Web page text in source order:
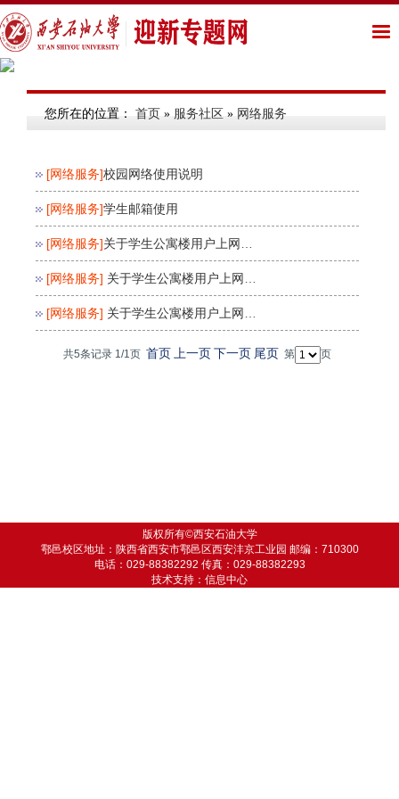
您所在的位置： 首页 » 服务社区 » 网络服务
[网络服务]校园网络使用说明
[网络服务]学生邮箱使用
[网络服务]关于学生公寓楼用户上网使用说明——IP地址设置
[网络服务] 关于学生公寓楼用户上网使用说明——多用户上网使用说明
[网络服务] 关于学生公寓楼用户上网使用说明——客户端安装操作说明
共5条记录 1/1页 首页 上一页下一页 尾页 第 页
版权所有©西安石油大学
鄠邑校区地址：陕西省西安市鄠邑区西安沣京工业园 邮编：710300
电话：029-88382292 传真：029-88382293
技术支持：信息中心